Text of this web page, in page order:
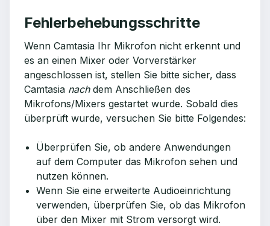
Fehlerbehebungsschritte
Wenn Camtasia Ihr Mikrofon nicht erkennt und
es an einen Mixer oder Vorverstärker
angeschlossen ist, stellen Sie bitte sicher, dass
Camtasia nachdem Anschließen des
Mikrofons/Mixers gestartet wurde. Sobald dies
überprüft wurde, versuchen Sie bitte Folgendes:
Überprüfen Sie, ob andere Anwendungen
auf dem Computer das Mikrofon sehen und
nutzen können.
Wenn Sie eine erweiterte Audioeinrichtung
verwenden, überprüfen Sie, ob das Mikrofon
über den Mixer mit Strom versorgt wird.